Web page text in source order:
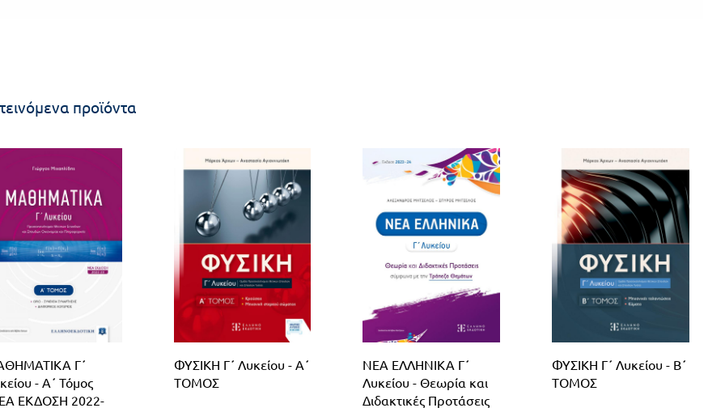
προϊόντα
Γ΄
- Α΄ Τόμος
ΕΚΔΟΣΗ 2022-
ΦΥΣΙΚΗ Γ΄ Λυκείου - A΄
ΤΟΜΟΣ
ΝΕΑ ΕΛΛΗΝΙΚΑ Γ΄
Λυκείου - Θεωρία και
Διδακτικές Προτάσεις
ΦΥΣΙΚΗ Γ΄ Λυκείου - Β΄
ΤΟΜΟΣ